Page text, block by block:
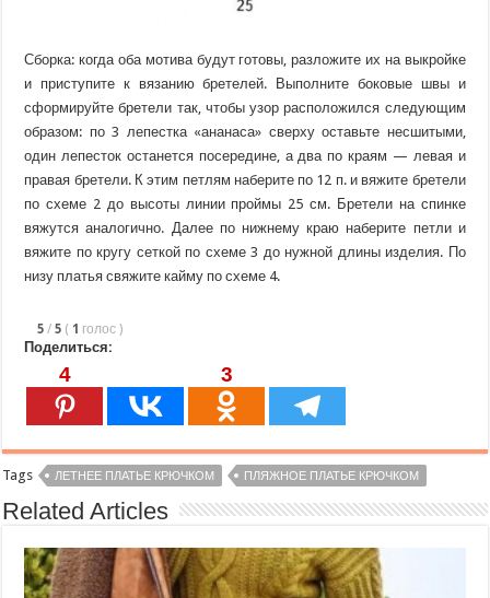
Сборка: когда оба мотива будут готовы, разложите их на выкройке
и приступите к вязанию бретелей. Выполните боковые швы и
сформируйте бретели так, чтобы узор расположился следующим
образом: по 3 лепестка «ананаса» сверху оставьте несшитыми,
один лепесток останется посередине, а два по краям — левая и
правая бретели. К этим петлям наберите по 12 п. и вяжите бретели
по схеме 2 до высоты линии проймы 25 см. Бретели на спинке
вяжутся аналогично. Далее по нижнему краю наберите петли и
вяжите по кругу сеткой по схеме 3 до нужной длины изделия. По
низу платья свяжите кайму по схеме 4.
5 / 5 ( 1 голос)
Поделиться:
4 3
Tags ЛЕТНЕЕ ПЛАТЬЕ КРЮЧКОМ ПЛЯЖНОЕ ПЛАТЬЕ КРЮЧКОМ
Related Articles